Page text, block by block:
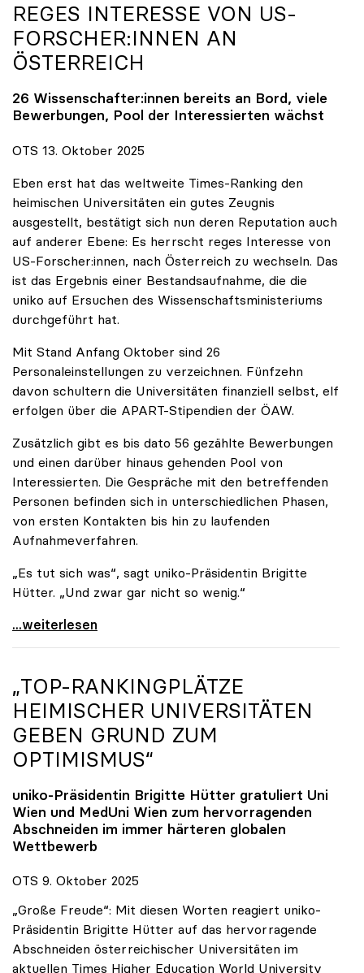
REGES INTERESSE VON US-
FORSCHER:INNEN AN
ÖSTERREICH
26 Wissenschafter:innen bereits an Bord, viele
Bewerbungen, Pool der Interessierten wächst
OTS 13. Oktober 2025
Eben erst hat das weltweite Times-Ranking den
heimischen Universitäten ein gutes Zeugnis
ausgestellt, bestätigt sich nun deren Reputation auch
auf anderer Ebene: Es herrscht reges Interesse von
US-Forscher:innen, nach Österreich zu wechseln. Das
ist das Ergebnis einer Bestandsaufnahme, die die
uniko auf Ersuchen des Wissenschaftsministeriums
durchgeführt hat.
Mit Stand Anfang Oktober sind 26
Personaleinstellungen zu verzeichnen. Fünfzehn
davon schultern die Universitäten finanziell selbst, elf
erfolgen über die APART-Stipendien der ÖAW.
Zusätzlich gibt es bis dato 56 gezählte Bewerbungen
und einen darüber hinaus gehenden Pool von
Interessierten. Die Gespräche mit den betreffenden
Personen befinden sich in unterschiedlichen Phasen,
von ersten Kontakten bis hin zu laufenden
Aufnahmeverfahren.
„Es tut sich was“, sagt uniko-Präsidentin Brigitte
Hütter. „Und zwar gar nicht so wenig.“
Reges Interesse von US-Forscher:innen an
...weiterlesen
„TOP-RANKINGPLÄTZE
HEIMISCHER UNIVERSITÄTEN
GEBEN GRUND ZUM
OPTIMISMUS“
uniko-Präsidentin Brigitte Hütter gratuliert Uni
Wien und MedUni Wien zum hervorragenden
Abschneiden im immer härteren globalen
Wettbewerb
OTS 9. Oktober 2025
„Große Freude“: Mit diesen Worten reagiert uniko-
Präsidentin Brigitte Hütter auf das hervorragende
Abschneiden österreichischer Universitäten im
aktuellen Times Higher Education World University